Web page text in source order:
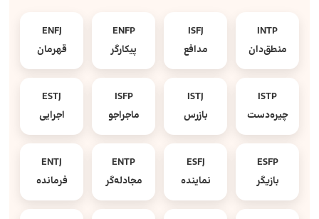
INTP
منطق‌دان
ISFJ
مدافع
ENFP
پیکارگر
ENFJ
قهرمان
ISTP
چیره‌دست
ISTJ
بازرس
ISFP
ماجراجو
ESTJ
اجرایی
ESFP
بازیگر
ESFJ
نماینده
ENTP
مجادله‌گر
ENTJ
فرمانده